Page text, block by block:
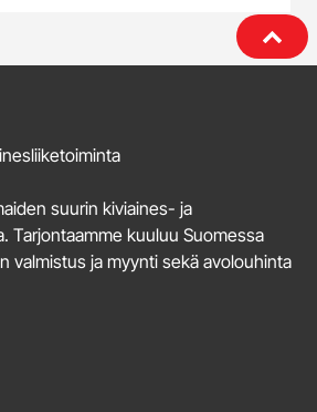
suurin kiviaines- ja
Tarjontaamme kuuluu Suomessa
valmistus ja myynti sekä avolouhinta